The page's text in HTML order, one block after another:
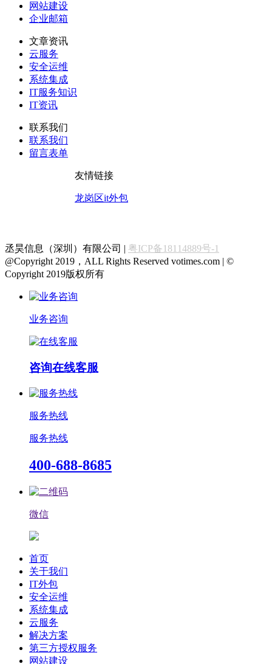
网站建设
企业邮箱
文章资讯
云服务
安全运维
系统集成
IT服务知识
IT资讯
联系我们
联系我们
留言表单
友情链接
龙岗区it外包
丞昊信息（深圳）有限公司 | 粤ICP备18114889号-1
@Copyright 2019，ALL Rights Reserved votimes.com | ©
Copyright 2019版权所有
业务咨询
咨询在线客服
服务热线
服务热线
400-688-8685
微信
首页
关于我们
IT外包
安全运维
系统集成
云服务
解决方案
第三方授权服务
网站建设